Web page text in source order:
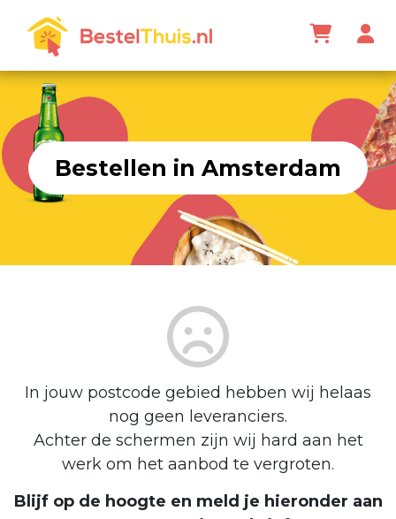
Bestellen in Amsterdam
In jouw postcode gebied hebben wij helaas
nog geen leveranciers.
Achter de schermen zijn wij hard aan het
werk om het aanbod te vergroten.
Blijf op de hoogte en meld je hieronder aan